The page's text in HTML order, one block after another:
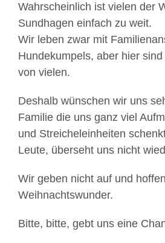
Wahrscheinlich ist vielen der
Sundhagen einfach zu weit.
Wir leben zwar mit
Hundekumpels, aber hier
von vielen.
Deshalb wünschen wir uns
Familie die uns ganz viel
und Streicheleinheiten
Leute, überseht uns nicht
Wir geben nicht auf und
Weihnachtswunder.
Bitte, bitte, gebt uns eine